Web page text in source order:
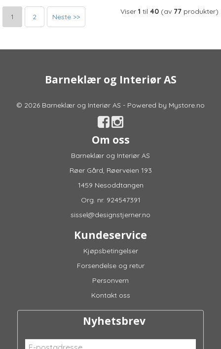
1 2 Neste >>
Viser 1 til 40 (av 77 produkter)
Barneklær og Interiør AS
© 2026 Barneklær og Interiør AS - Powered by Mystore.no
Om oss
Barneklær og Interiør AS
Røer Gård, Røerveien 193
1459 Nesoddtangen
Org. nr. 924547391
sissel@designstjerner.no
Kundeservice
Kjøpsbetingelser
Forsendelse og retur
Personvern
Kontakt oss
Nyhetsbrev